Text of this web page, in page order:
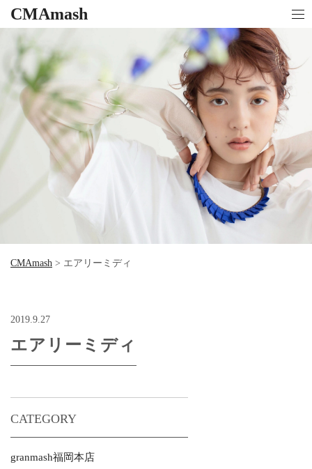
CMAmash
CMAmash > エアリーミディ
CATEGORY
granmash福岡本店
2019.9.27
エアリーミディ